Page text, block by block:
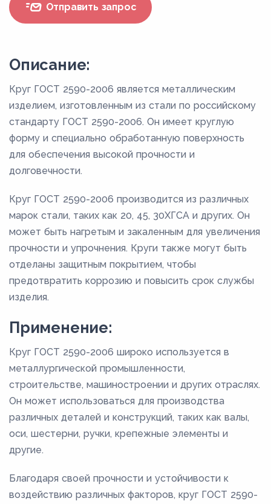
Отправить запрос
Описание:
Круг ГОСТ 2590-2006 является металлическим
изделием, изготовленным из стали по российскому
стандарту ГОСТ 2590-2006. Он имеет круглую
форму и специально обработанную поверхность
для обеспечения высокой прочности и
долговечности.
Круг ГОСТ 2590-2006 производится из различных
марок стали, таких как 20, 45, 30ХГСА и других. Он
может быть нагретым и закаленным для увеличения
прочности и упрочнения. Круги также могут быть
отделаны защитным покрытием, чтобы
предотвратить коррозию и повысить срок службы
изделия.
Применение:
Круг ГОСТ 2590-2006 широко используется в
металлургической промышленности,
строительстве, машиностроении и других отраслях.
Он может использоваться для производства
различных деталей и конструкций, таких как валы,
оси, шестерни, ручки, крепежные элементы и
другие.
Благодаря своей прочности и устойчивости к
воздействию различных факторов, круг ГОСТ 2590-